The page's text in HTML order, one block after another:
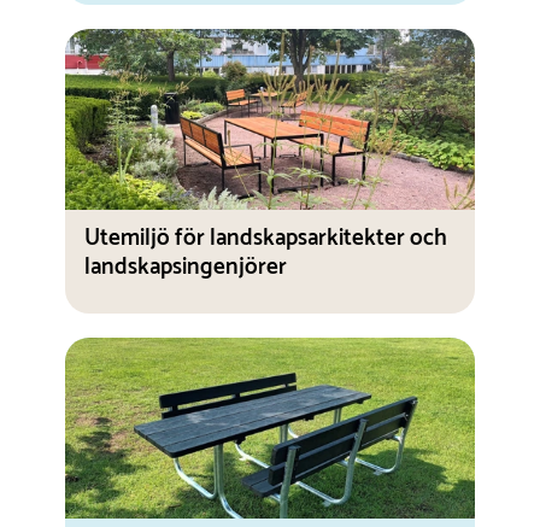
Utemiljö för landskapsarkitekter och
landskapsingenjörer